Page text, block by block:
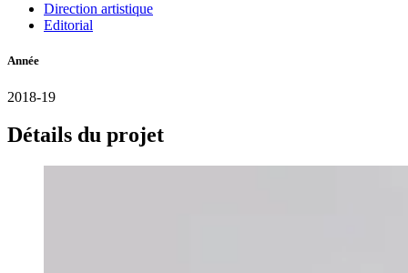
Direction artistique
Editorial
Année
2018-19
Détails du projet